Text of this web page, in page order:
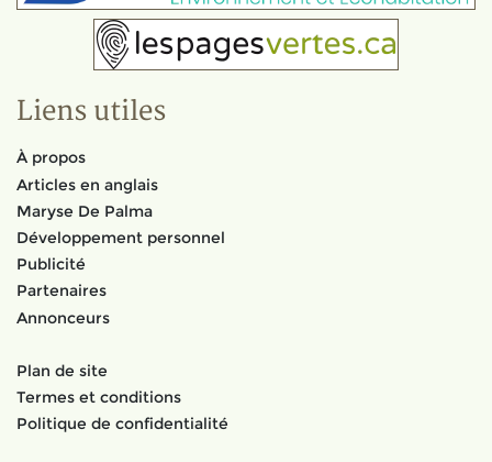
Liens utiles
À propos
Articles en anglais
Maryse De Palma
Développement personnel
Publicité
Partenaires
Annonceurs
Plan de site
Termes et conditions
Politique de confidentialité